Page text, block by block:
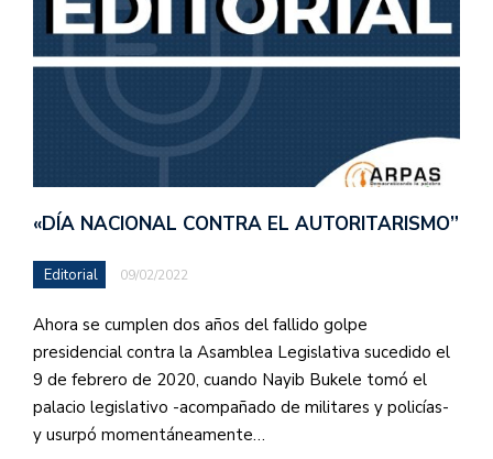
«DÍA NACIONAL CONTRA EL AUTORITARISMO”
Editorial 09/02/2022
Ahora se cumplen dos años del fallido golpe
presidencial contra la Asamblea Legislativa sucedido el
9 de febrero de 2020, cuando Nayib Bukele tomó el
palacio legislativo -acompañado de militares y policías-
y usurpó momentáneamente…